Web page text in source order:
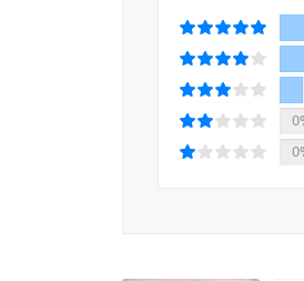
회사사정이 안 좋던 S
대화법과 인테리어를
우리나라뿐 아니라
패가망신한다. 그렇다